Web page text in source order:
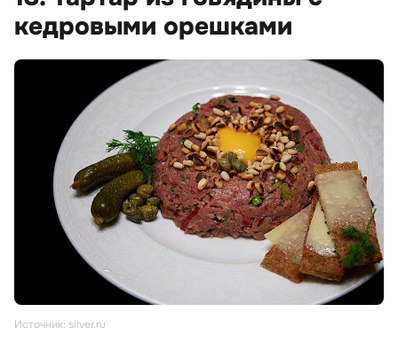
кедровыми орешками
Источник: silver.ru